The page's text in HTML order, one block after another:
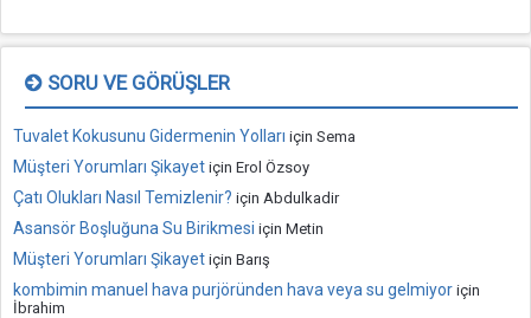
SORU VE GÖRÜŞLER
Tuvalet Kokusunu Gidermenin Yolları için Sema
Müşteri Yorumları Şikayet için Erol Özsoy
Çatı Olukları Nasıl Temizlenir? için Abdulkadir
Asansör Boşluğuna Su Birikmesi için Metin
Müşteri Yorumları Şikayet için Barış
kombimin manuel hava purjöründen hava veya su gelmiyor için
İbrahim